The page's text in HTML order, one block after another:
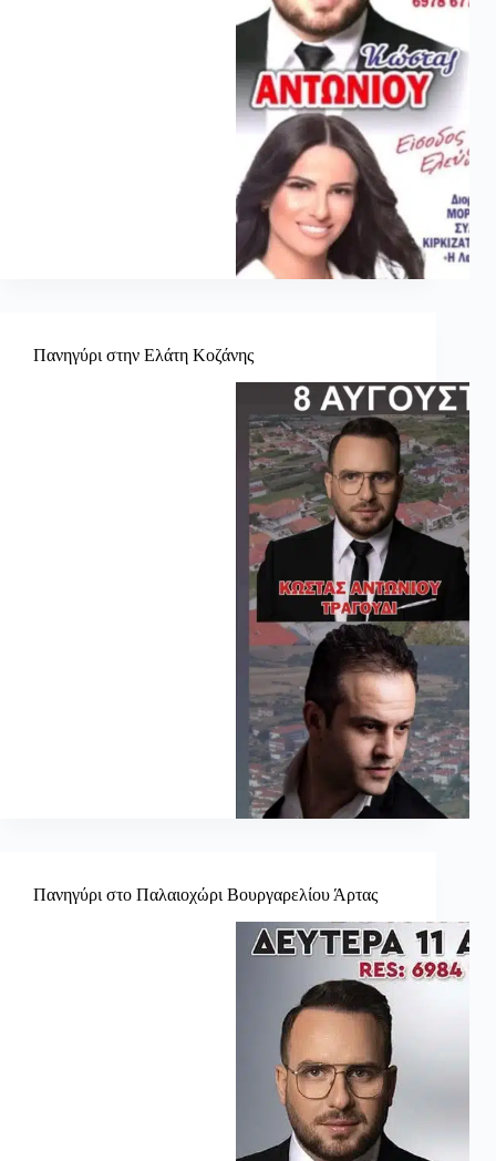
Πανηγύρι στην Ελάτη Κοζάνης
Πανηγύρι στο Παλαιοχώρι Βουργαρελίου Άρτας